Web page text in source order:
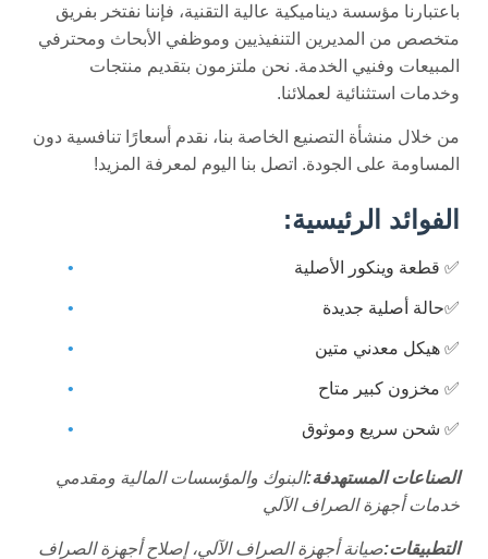
باعتبارنا مؤسسة ديناميكية عالية التقنية، فإننا نفتخر بفريق
متخصص من المديرين التنفيذيين وموظفي الأبحاث ومحترفي
المبيعات وفنيي الخدمة. نحن ملتزمون بتقديم منتجات
وخدمات استثنائية لعملائنا.
من خلال منشأة التصنيع الخاصة بنا، نقدم أسعارًا تنافسية دون
المساومة على الجودة. اتصل بنا اليوم لمعرفة المزيد!
الفوائد الرئيسية:
✅ قطعة وينكور الأصلية
✅حالة أصلية جديدة
✅ هيكل معدني متين
✅ مخزون كبير متاح
✅ شحن سريع وموثوق
الصناعات المستهدفة:البنوك والمؤسسات المالية ومقدمي
خدمات أجهزة الصراف الآلي
التطبيقات:صيانة أجهزة الصراف الآلي، إصلاح أجهزة الصراف